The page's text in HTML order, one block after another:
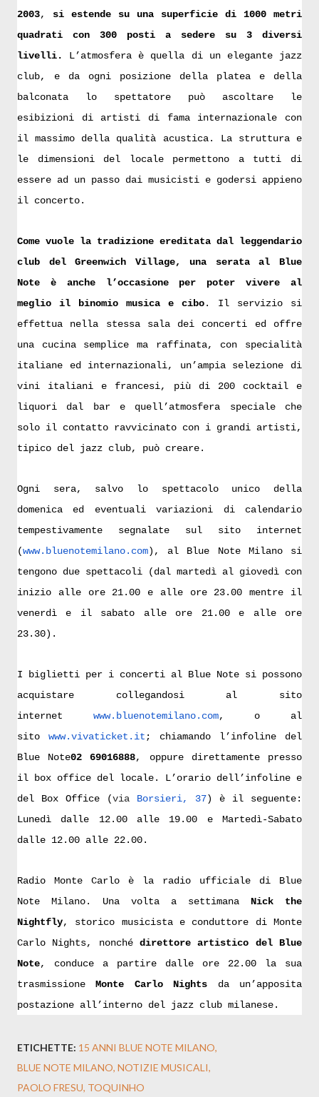
2003, si estende su una superficie di 1000 metri
quadrati con 300 posti a sedere su 3 diversi
livelli.
L’atmosfera è quella di un elegante jazz
club, e da ogni posizione della platea e della
balconata lo spettatore può ascoltare le
esibizioni di artisti di fama internazionale con
il massimo della qualità acustica. La struttura e
le dimensioni del locale permettono a tutti di
essere ad un passo dai musicisti e godersi appieno
il concerto.
Come vuole la tradizione ereditata dal leggendario
club del Greenwich Village, una serata al Blue
Note è anche l’occasione per poter vivere al
meglio il binomio musica e cibo. Il servizio si
effettua nella stessa sala dei concerti ed offre
una cucina semplice ma raffinata, con specialità
italiane ed internazionali, un’ampia selezione di
vini italiani e francesi, più di 200 cocktail e
liquori dal bar e quell’atmosfera speciale che
solo il contatto ravvicinato con i grandi artisti,
tipico del jazz club, può creare.
Ogni sera, salvo lo spettacolo unico della
domenica ed eventuali variazioni di calendario
tempestivamente segnalate sul sito internet
(www.bluenotemilano.com), al Blue Note Milano si
tengono due spettacoli (dal martedì al giovedì con
inizio alle ore 21.00 e alle ore 23.00 mentre il
venerdì e il sabato alle ore 21.00 e alle ore
23.30).
I biglietti per i concerti al Blue Note si possono
acquistare collegandosi al sito
internet www.bluenotemilano.com, o al
sito www.vivaticket.it ; chiamando l’infoline del
Blue Note02 69016888, oppure direttamente presso
il box office del locale. L’orario dell’infoline e
del Box Office
(via Borsieri, 37) è il seguente:
Lunedì dalle 12.00 alle 19.00 e Martedì-Sabato
dalle 12.00 alle 22.00.
Radio Monte Carlo è la radio ufficiale di Blue
Note Milano. Una volta a settimana Nick the
Nightfly, storico musicista e conduttore di Monte
Carlo Nights, nonché direttore artistico del Blue
Note, conduce a partire dalle ore 22.00 la sua
trasmissioneMonte Carlo Nights da un’apposita
postazione all’interno del jazz club milanese.
ETICHETTE: 15 ANNI BLUE NOTE MILANO
BLUE NOTE MILANO NOTIZIE MUSICALI
PAOLO FRESU TOQUINHO